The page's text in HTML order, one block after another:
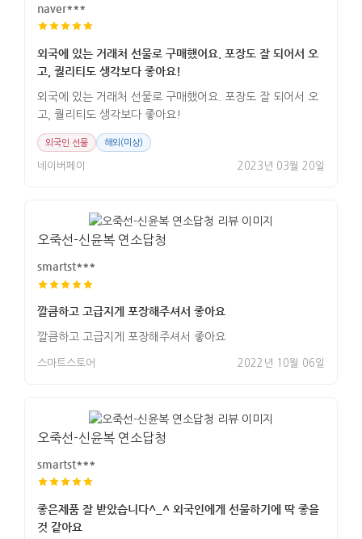
naver***
외국에 있는 거래처 선물로 구매했어요. 포장도 잘 되어서 오
고, 퀄리티도 생각보다 좋아요!
외국에 있는 거래처 선물로 구매했어요. 포장도 잘 되어서 오
고, 퀄리티도 생각보다 좋아요!
외국인 선물 해외(미상)
네이버페이 2023년 03월 20일
오죽선-신윤복 연소답청
smartst***
깔큼하고 고급지게 포장해주셔서 좋아요
깔큼하고 고급지게 포장해주셔서 좋아요
스마트스토어 2022년 10월 06일
오죽선-신윤복 연소답청
smartst***
좋은제품 잘 받았습니다^_^ 외국인에게 선물하기에 딱 좋을
것 같아요